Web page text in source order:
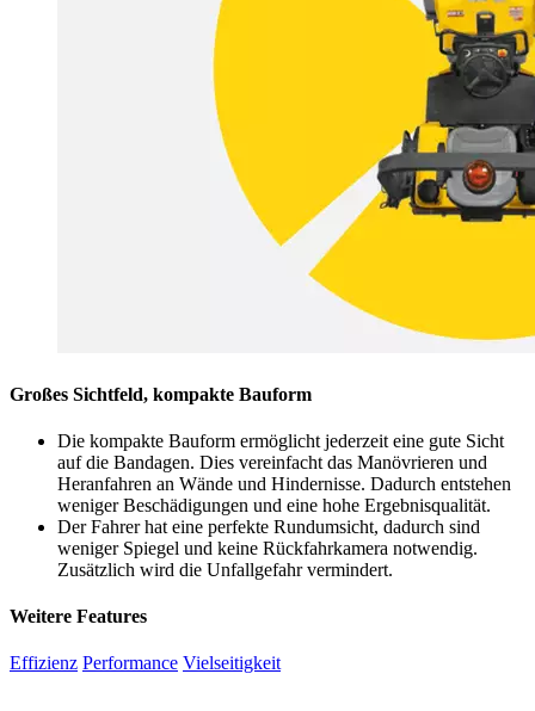
Großes Sichtfeld, kompakte Bauform
Die kompakte Bauform ermöglicht jederzeit eine gute Sicht
auf die Bandagen. Dies vereinfacht das Manövrieren und
Heranfahren an Wände und Hindernisse. Dadurch entstehen
weniger Beschädigungen und eine hohe Ergebnisqualität.
Der Fahrer hat eine perfekte Rundumsicht, dadurch sind
weniger Spiegel und keine Rückfahrkamera notwendig.
Zusätzlich wird die Unfallgefahr vermindert.
Weitere Features
Effizienz Performance Vielseitigkeit